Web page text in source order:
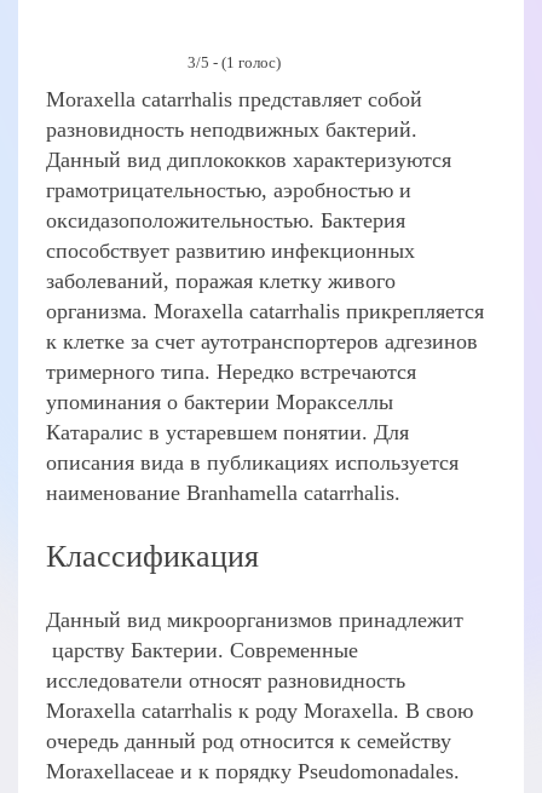
3/5 - (1 голос)
Moraxella catarrhalis представляет собой
разновидность неподвижных бактерий.
Данный вид диплококков характеризуются
грамотрицательностью, аэробностью и
оксидазоположительностью. Бактерия
способствует развитию инфекционных
заболеваний, поражая клетку живого
организма. Moraxella catarrhalis прикрепляется
к клетке за счет аутотранспортеров адгезинов
тримерного типа. Нередко встречаются
упоминания о бактерии Моракселлы
Катаралис в устаревшем понятии. Для
описания вида в публикациях используется
наименование Branhamella catarrhalis.
Классификация
Данный вид микроорганизмов принадлежит
царству Бактерии. Современные
исследователи относят разновидность
Moraxella catarrhalis к роду Moraxella. В свою
очередь данный род относится к семейству
Moraxellaceae и к порядку Pseudomonadales.